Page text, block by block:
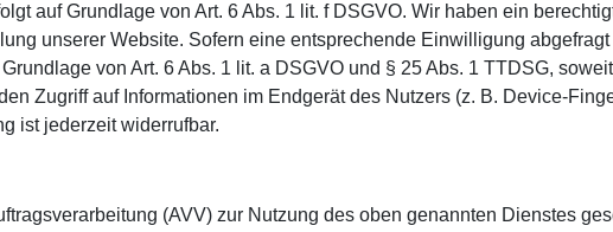
auf Grundlage von Art. 6 Abs. 1 lit. f DSGVO. Wir haben ein
unserer Website. Sofern eine entsprechende Einwilligung
von Art. 6 Abs. 1 lit. a DSGVO und § 25 Abs. 1 TTDSG,
Zugriff auf Informationen im Endgerät des Nutzers (z. B. Device-
ist jederzeit widerrufbar.
(AVV) zur Nutzung des oben genannten Dienstes